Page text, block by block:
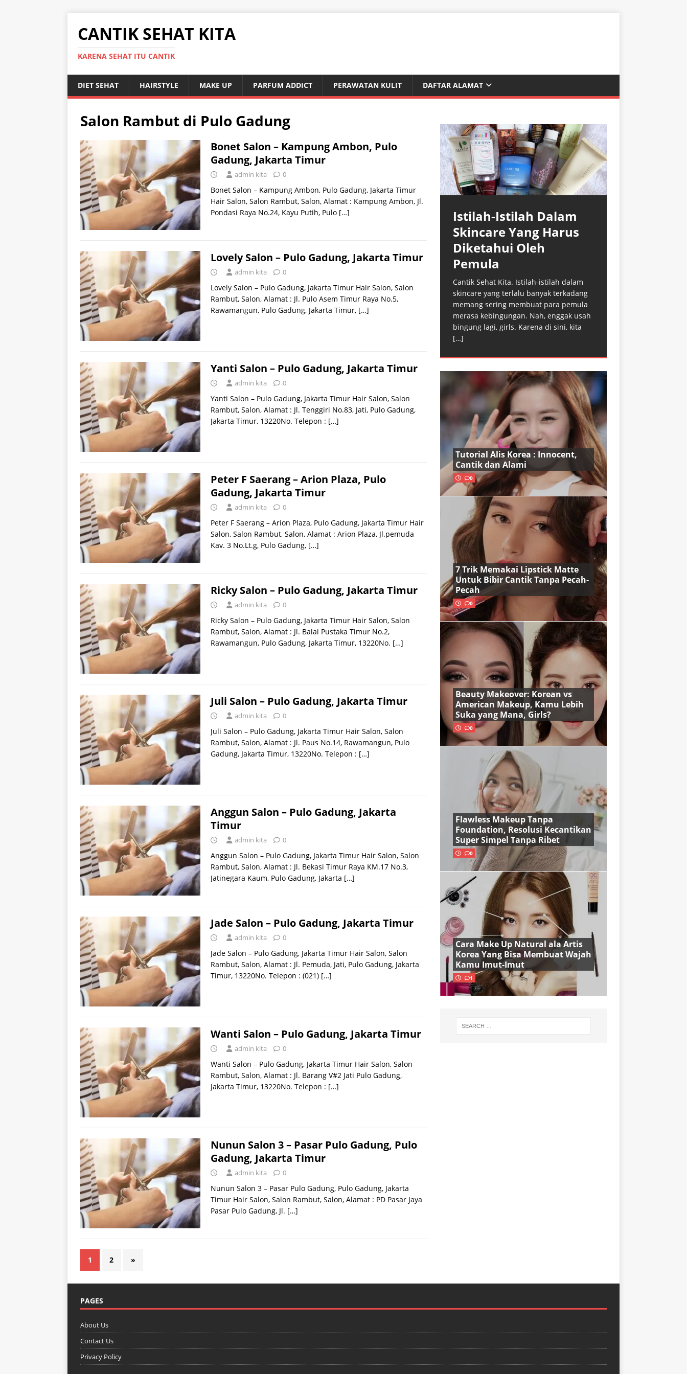
CANTIK SEHAT KITA
KARENA SEHAT ITU CANTIK
DIET SEHAT HAIRSTYLE MAKE UP PARFUM ADDICT PERAWATAN KULIT DAFTAR ALAMAT
Salon Rambut di Pulo Gadung
Bonet Salon – Kampung Ambon, Pulo
Gadung, Jakarta Timur
admin kita 0
Bonet Salon – Kampung Ambon, Pulo Gadung, Jakarta Timur
Hair Salon, Salon Rambut, Salon, Alamat : Kampung Ambon, Jl.
Pondasi Raya No.24, Kayu Putih, Pulo […]
Lovely Salon – Pulo Gadung, Jakarta Timur
admin kita 0
Lovely Salon – Pulo Gadung, Jakarta Timur Hair Salon, Salon
Rambut, Salon, Alamat : Jl. Pulo Asem Timur Raya No.5,
Rawamangun, Pulo Gadung, Jakarta Timur, […]
Yanti Salon – Pulo Gadung, Jakarta Timur
admin kita 0
Yanti Salon – Pulo Gadung, Jakarta Timur Hair Salon, Salon
Rambut, Salon, Alamat : Jl. Tenggiri No.83, Jati, Pulo Gadung,
Jakarta Timur, 13220No. Telepon : […]
Peter F Saerang – Arion Plaza, Pulo
Gadung, Jakarta Timur
admin kita 0
Peter F Saerang – Arion Plaza, Pulo Gadung, Jakarta Timur Hair
Salon, Salon Rambut, Salon, Alamat : Arion Plaza, Jl.pemuda
Kav. 3 No.Lt.g, Pulo Gadung, […]
Ricky Salon – Pulo Gadung, Jakarta Timur
admin kita 0
Ricky Salon – Pulo Gadung, Jakarta Timur Hair Salon, Salon
Rambut, Salon, Alamat : Jl. Balai Pustaka Timur No.2,
Rawamangun, Pulo Gadung, Jakarta Timur, 13220No. […]
Juli Salon – Pulo Gadung, Jakarta Timur
admin kita 0
Juli Salon – Pulo Gadung, Jakarta Timur Hair Salon, Salon
Rambut, Salon, Alamat : Jl. Paus No.14, Rawamangun, Pulo
Gadung, Jakarta Timur, 13220No. Telepon : […]
Anggun Salon – Pulo Gadung, Jakarta
Timur
admin kita 0
Anggun Salon – Pulo Gadung, Jakarta Timur Hair Salon, Salon
Rambut, Salon, Alamat : Jl. Bekasi Timur Raya KM.17 No.3,
Jatinegara Kaum, Pulo Gadung, Jakarta […]
Jade Salon – Pulo Gadung, Jakarta Timur
admin kita 0
Jade Salon – Pulo Gadung, Jakarta Timur Hair Salon, Salon
Rambut, Salon, Alamat : Jl. Pemuda, Jati, Pulo Gadung, Jakarta
Timur, 13220No. Telepon : (021) […]
Wanti Salon – Pulo Gadung, Jakarta Timur
admin kita 0
Wanti Salon – Pulo Gadung, Jakarta Timur Hair Salon, Salon
Rambut, Salon, Alamat : Jl. Barang V#2 Jati Pulo Gadung,
Jakarta Timur, 13220No. Telepon : […]
Nunun Salon 3 – Pasar Pulo Gadung, Pulo
Gadung, Jakarta Timur
admin kita 0
Nunun Salon 3 – Pasar Pulo Gadung, Pulo Gadung, Jakarta
Timur Hair Salon, Salon Rambut, Salon, Alamat : PD Pasar Jaya
Pasar Pulo Gadung, Jl. […]
1 2 »
Istilah-Istilah Dalam
Skincare Yang Harus
Diketahui Oleh
Pemula
Cantik Sehat Kita. Istilah-istilah dalam
skincare yang terlalu banyak terkadang
memang sering membuat para pemula
merasa kebingungan. Nah, enggak usah
bingung lagi, girls. Karena di sini, kita
[…]
Tutorial Alis Korea : Innocent,
Cantik dan Alami
0
7 Trik Memakai Lipstick Matte
Untuk Bibir Cantik Tanpa Pecah-
Pecah
0
Beauty Makeover: Korean vs
American Makeup, Kamu Lebih
Suka yang Mana, Girls?
0
Flawless Makeup Tanpa
Foundation, Resolusi Kecantikan
Super Simpel Tanpa Ribet
0
Cara Make Up Natural ala Artis
Korea Yang Bisa Membuat Wajah
Kamu Imut-Imut
1
PAGES
About Us
Contact Us
Privacy Policy